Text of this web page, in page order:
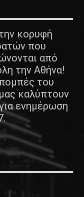
κορυφή
που
από
την Αθήνα!
του
καλύπτουν
ενημέρωση